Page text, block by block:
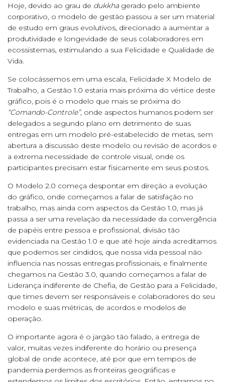
Hoje, devido ao grau de dukkha gerado pelo ambiente
corporativo, o modelo de gestão passou a ser um material
de estudo em graus evolutivos, direcionado a aumentar a
produtividade e longevidade de seus colaboradores em
ecossistemas, estimulando a sua Felicidade e Qualidade de
Vida.
Se colocássemos em uma escala, Felicidade X Modelo de
Trabalho, a Gestão 1.0 estaria mais próxima do vértice deste
gráfico, pois é o modelo que mais se próxima do
“Comando-Controle”, onde aspectos humanos podem ser
delegados a segundo plano em detrimento de suas
entregas em um modelo pré-estabelecido de metas, sem
abertura a discussão deste modelo ou revisão de acordos e
a extrema necessidade de controle visual, onde os
participantes precisam estar fisicamente em seus postos.
O Modelo 2.0 começa despontar em direção a evolução
do gráfico, onde começamos a falar de satisfação no
trabalho, mas ainda com aspectos da Gestão 1.0, mas já
passa a ser uma revelação da necessidade da convergência
de papéis entre pessoa e profissional, divisão tão
evidenciada na Gestão 1.0 e que até hoje ainda acreditamos
que podemos ser cindidos, que nossa vida pessoal não
influencia nas nossas entregas profissionais, e finalmente
chegamos na Gestão 3.0, quando começamos a falar de
Liderança indiferente de Chefia, de Gestão para a Felicidade,
que times devem ser responsáveis e colaboradores do seu
modelo e suas métricas, de acordos e modelos de
operação.
O importante agora é o jargão tão falado, a entrega de
valor, muitas vezes indiferente do horário ou presença
global de onde acontece, até por que em tempos de
pandemia perdemos as fronteiras geográficas e